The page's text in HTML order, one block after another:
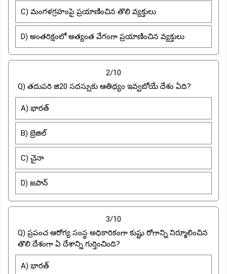
C) మంగళగ్రహంపై ప్రయాణించిన తొలి వ్యక్తులు
D) అంతరిక్షంలో అత్యంత వేగంగా ప్రయాణించిన వ్యక్తులు
2/10
Q) తదుపరి జి20 సదస్సుకు ఆతిథ్యం ఇవ్వబోయే దేశం ఏది?
A) భారత్
B) బ్రెజిల్
C) చైనా
D) జపాన్
3/10
Q) ప్రపంచ ఆరోగ్య సంస్థ అధికారికంగా కుష్టు రోగాన్ని నిర్మూలించిన
తొలి దేశంగా ఏ దేశాన్ని గుర్తించింది?
A) భారత్